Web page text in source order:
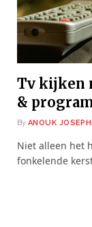
Tv kijken
&
By ANOUK
Niet alleen het
fonkelende